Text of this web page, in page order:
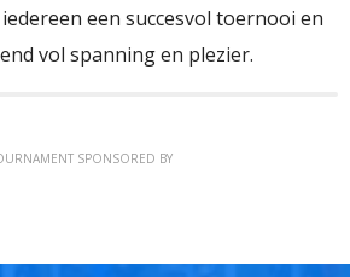
een succesvol toernooi en
vol spanning en plezier.
SPONSORED BY